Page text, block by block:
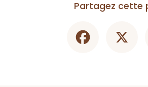
Partagez cette